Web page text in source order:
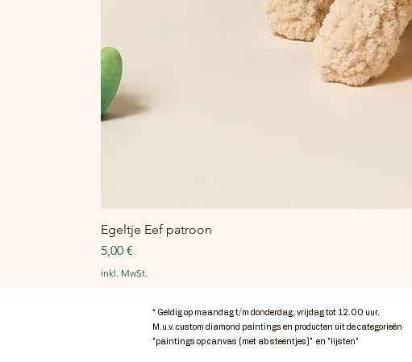
Egeltje Eef patroon
Preis
5,00 €
inkl. MwSt.
* Geldig op maandag t/m donderdag, vrijdag tot 12.00 uur.
M.u.v. custom diamond paintings en producten uit de categorieën
"paintings op canvas (met ab steentjes)" en "lijsten"